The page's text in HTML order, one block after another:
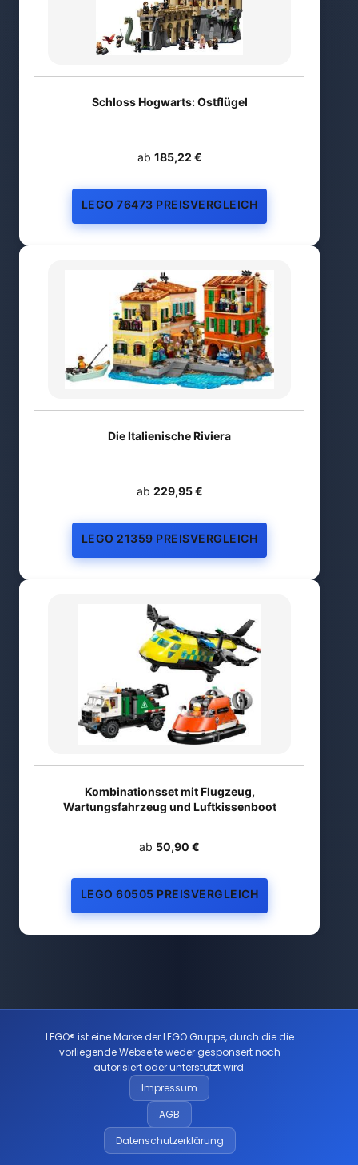
Schloss Hogwarts: Ostflügel
ab 185,22 €
LEGO 76473 PREISVERGLEICH
Die Italienische Riviera
ab 229,95 €
LEGO 21359 PREISVERGLEICH
Kombinationsset mit Flugzeug,
Wartungsfahrzeug und Luftkissenboot
ab 50,90 €
LEGO 60505 PREISVERGLEICH
LEGO® ist eine Marke der LEGO Gruppe, durch die die
vorliegende Webseite weder gesponsert noch
autorisiert oder unterstützt wird.
Impressum
AGB
Datenschutzerklärung